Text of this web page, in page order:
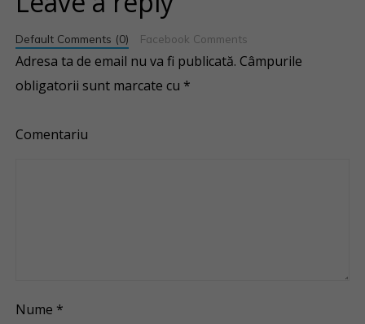
Default Comments (0) Facebook Comments
Adresa ta de email nu va fi publicată. Câmpurile
obligatorii sunt marcate cu *
Comentariu
Nume *